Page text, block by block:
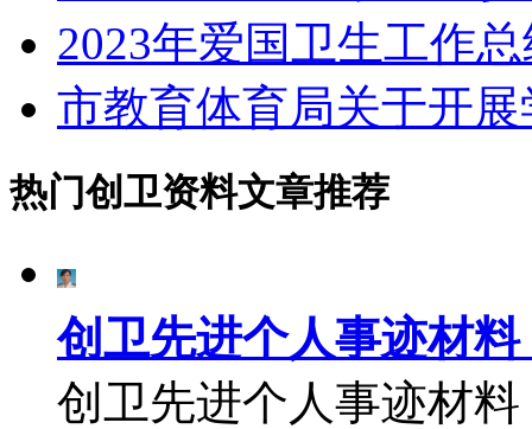
2023年爱国卫生工作
市教育体育局关于开
热门创卫资料文章推荐
创卫先进个人事迹材
创卫先进个人事迹材